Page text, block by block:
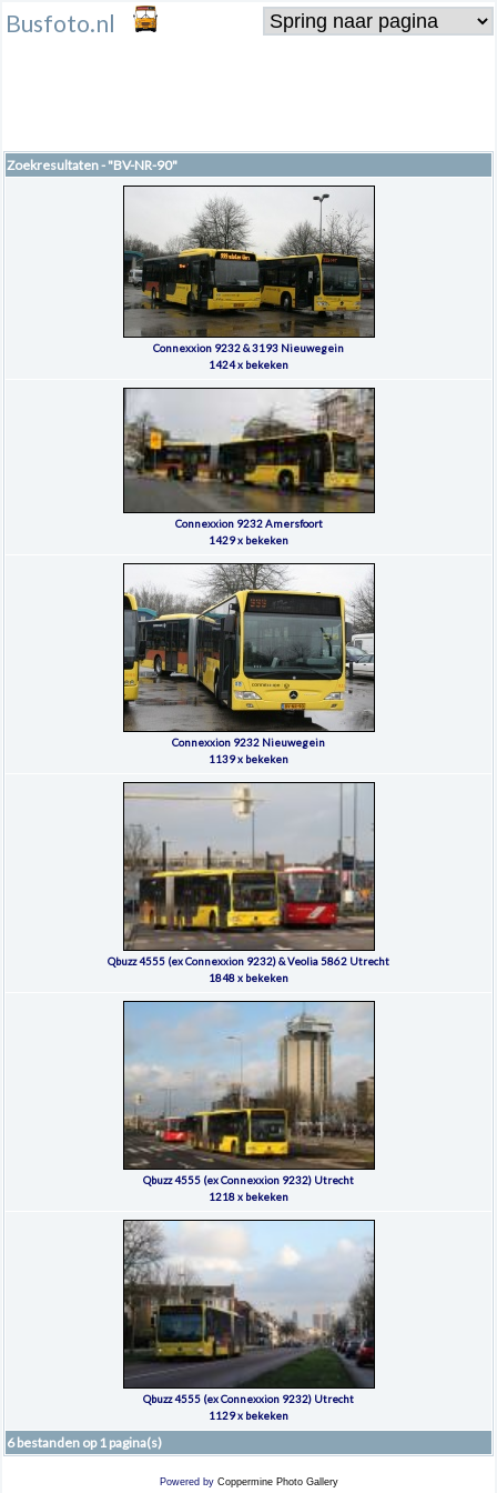
Busfoto.nl
Zoekresultaten - "BV-NR-90"
Connexxion 9232 & 3193 Nieuwegein
1424 x bekeken
Connexxion 9232 Amersfoort
1429 x bekeken
Connexxion 9232 Nieuwegein
1139 x bekeken
Qbuzz 4555 (ex Connexxion 9232) & Veolia 5862 Utrecht
1848 x bekeken
Qbuzz 4555 (ex Connexxion 9232) Utrecht
1218 x bekeken
Qbuzz 4555 (ex Connexxion 9232) Utrecht
1129 x bekeken
6 bestanden op 1 pagina(s)
Powered by Coppermine Photo Gallery